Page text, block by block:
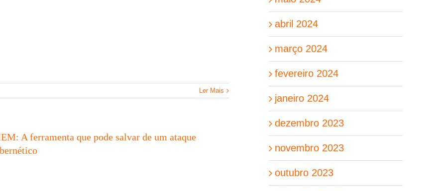
Ler Mais
A ferramenta que pode salvar de um ataque
abril 2024
março 2024
fevereiro 2024
janeiro 2024
dezembro 2023
novembro 2023
outubro 2023